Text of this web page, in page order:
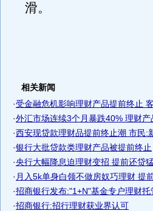
滑。
相关新闻
·受金融危机影响理财产品提前终止 客
·外汇市场连续3个月暴跌40% 理财产
·西安现贷款理财品提前终止潮 市民:
·银行大批贷款类理财产品被提前终止
·央行大幅降息迫理财变招 提前还贷
· 月入5k单身白领不做房奴巧理财 提
·招商银行发布:"1+N"基金专户理财托
·招商银行:招行理财获业界认可